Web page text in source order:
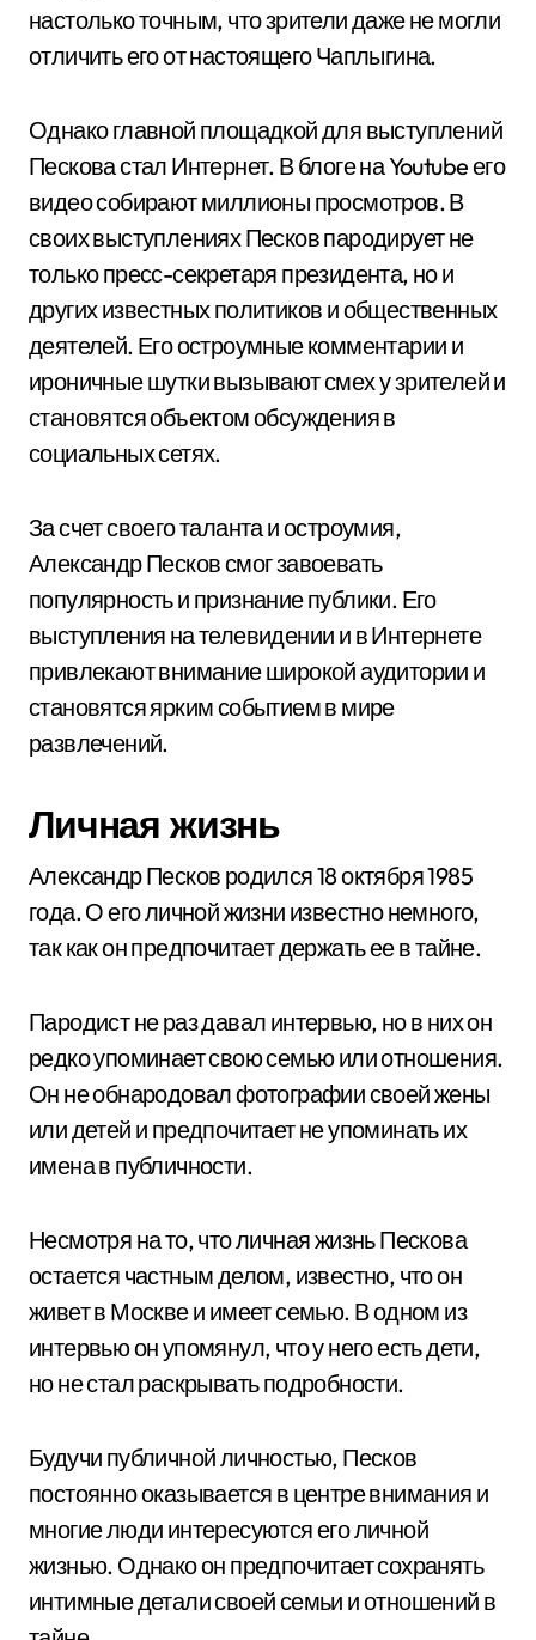
настолько точным, что зрители даже не могли
отличить его от настоящего Чаплыгина.
Однако главной площадкой для выступлений
Пескова стал Интернет. В блоге на Youtube его
видео собирают миллионы просмотров. В
своих выступлениях Песков пародирует не
только пресс-секретаря президента, но и
других известных политиков и общественных
деятелей. Его остроумные комментарии и
ироничные шутки вызывают смех у зрителей и
становятся объектом обсуждения в
социальных сетях.
За счет своего таланта и остроумия,
Александр Песков смог завоевать
популярность и признание публики. Его
выступления на телевидении и в Интернете
привлекают внимание широкой аудитории и
становятся ярким событием в мире
развлечений.
Личная жизнь
Александр Песков родился 18 октября 1985
года. О его личной жизни известно немного,
так как он предпочитает держать ее в тайне.
Пародист не раз давал интервью, но в них он
редко упоминает свою семью или отношения.
Он не обнародовал фотографии своей жены
или детей и предпочитает не упоминать их
имена в публичности.
Несмотря на то, что личная жизнь Пескова
остается частным делом, известно, что он
живет в Москве и имеет семью. В одном из
интервью он упомянул, что у него есть дети,
но не стал раскрывать подробности.
Будучи публичной личностью, Песков
постоянно оказывается в центре внимания и
многие люди интересуются его личной
жизнью. Однако он предпочитает сохранять
интимные детали своей семьи и отношений в